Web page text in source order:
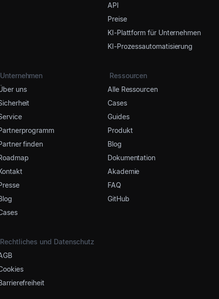
API
Preise
KI-Plattform für Unternehmen
KI-Prozessautomatisierung
Unternehmen
uns
finden
Ressourcen
Alle Ressourcen
Cases
Guides
Produkt
Blog
Dokumentation
Akademie
FAQ
GitHub
Rechtliches und Datenschutz